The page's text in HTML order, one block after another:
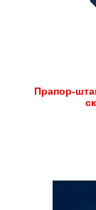
Прапор-